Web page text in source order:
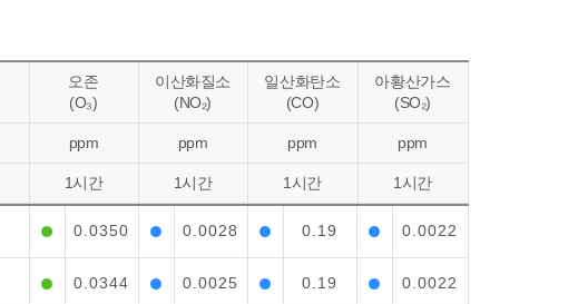
오존
(O₃)
이산화질소
(NO₂)
일산화탄소
(CO)
아황산가스
(SO₂)
ppm ppm ppm ppm
1시간 1시간 1시간 1시간
0.0350 0.0028 0.19 0.0022
0.0344 0.0025 0.19 0.0022